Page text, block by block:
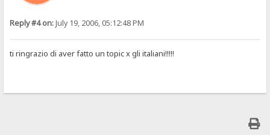
Reply #4 on:July 19, 2006, 05:12:48 PM
ti ringrazio di aver fatto un topic x gli italiani!!!!!